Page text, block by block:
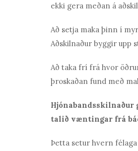
ekki gera meðan á
Að setja maka þinn í
Aðskilnaður byggir upp
Að taka frí frá hvor
þroskaðan fund með
Hjónabandsskilnaður
talið væntingar frá
Þetta setur hvern